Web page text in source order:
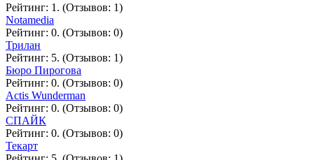
Рейтинг: 1. (Отзывов: 1)
Notamedia
Рейтинг: 0. (Отзывов: 0)
Трилан
Рейтинг: 5. (Отзывов: 1)
Бюро Пирогова
Рейтинг: 0. (Отзывов: 0)
Actis Wunderman
Рейтинг: 0. (Отзывов: 0)
СПАЙК
Рейтинг: 0. (Отзывов: 0)
Текарт